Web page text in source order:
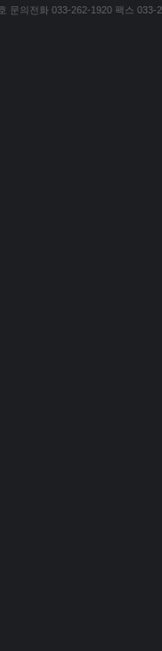
문의전화 033-262-1920 팩스 033-